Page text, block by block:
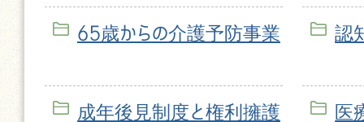
65歳からの介護予防事業 認
成年後見制度と権利擁護
医